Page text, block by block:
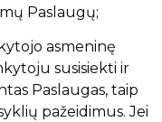
Paslaugų;
asmeninę
susisiekti ir
Paslaugas, taip
pažeidimus. Jei